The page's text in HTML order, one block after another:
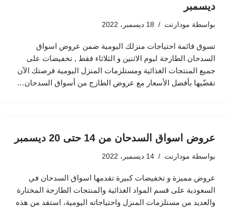
ديسمبر
بواسطة مودارنت 18 ديسمبر، 2022
تسوق قائمة احتياجات منزلك اليومية ضمن عروض اسواق
السدحان الطازجة ليوم الاثنين و الثلاثاء فقط , تخفيضات على
جميع المنتجات الغذائية ومستلزمات المنزل اليومية فرصتك الآن
تقضّيها بأفضل الأسعار مع عروض الطازج من أسواق السدحان…
عروض اسواق السدحان من 14 حتى 20 ديسمبر
بواسطة مودارنت 14 ديسمبر، 2022
عروض مميزة و تخفيضات كبيرة تقدمها اسواق السدحان في
السعودية على قسم المواد الغذائية والمنتجات الطازجة المختارة
والعديد من مستلزمات المنزل واحتياجاته اليومية، استفد من هذه